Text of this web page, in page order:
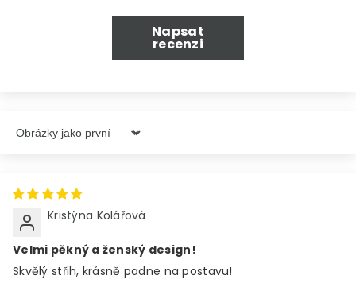
Napsat
recenzi
Sort By
Kristýna Kolářová
Velmi pěkný a ženský design!
Skvělý střih, krásně padne na postavu!